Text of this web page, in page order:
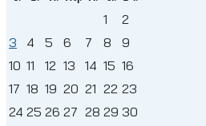
1
2
3
4 5 6 7 8
9
10 11 12 13 14 15 16
17 18 19 20 21 22 23
24 25 26 27 28 29 30